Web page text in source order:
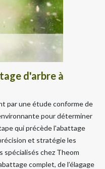
d'arbre à
par une étude conforme de
pour déterminer
qui précède l'abattage
et stratégie les
chez Theom
complet, de l’élagage